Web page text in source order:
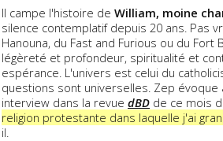
Il campe l'histoire de William, moine
silence contemplatif depuis 20 ans. Pas
Hanouna, du Fast and Furious ou du Fort
légèreté et profondeur, spiritualité et
espérance. L'univers est celui du
questions sont universelles. Zep évoque
interview dans la revue dBD de ce mois
religion protestante dans laquelle j'ai
il.